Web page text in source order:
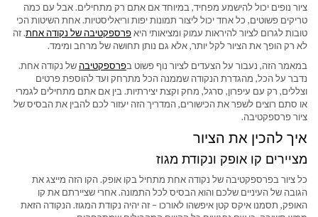
ציור נופים יכול להישמע מפחיד, במיוחד אם אתם רק מתחילים. אבל עם כמה
טריקים פשוטים, כל אחד יכול ליצור תמונות יפות וריאליסטיות. אחת השיטות הכי
טובות לגרום לציור להיראות עמוק ומציאותי היאפרספקטיבה של נקודה אחת. זה
לא רק הופך את הציור לקל יותר, אלא גם נותן תחושה של מרחב ומימד.
במאמר הזה, נעבור על הצעדים לציור נוף פשוט בפרספקטיבה של נקודה אחת.
נדבר על הכל, מהגדרת הנקודה שממנה הכל מתרחק ועד להוספת פרטים
וצללים, רק עם עיפרון, סרגל, מחק וקצת יצירתיות. בין אם אתם מתחילים לגמרי
או סתם רוצים לשפר את הכישורים, המדריך הזה יעזור לכם להבין את הבסיס של
ציור פרספקטיבה.
איך להכין את הציור
מציירים קו אופק ונקודת מגוז
כל ציור בפרספקטיבה של נקודה אחת מתחיל בקו אופק. הקו הזה מייצג את
הגובה של העיניים שלכם והוא הבסיס לכל התמונה. אחרי שציירתם את קו
האופק, תסמנו איקס קטן איפשהו לאורכו – זה יהיה נקודת המגוז. הנקודה הזאת